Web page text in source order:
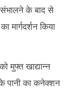
के बाद से
मार्गदर्शन किया
मुफ्त खाद्यान्न
पानी का कनेक्शन